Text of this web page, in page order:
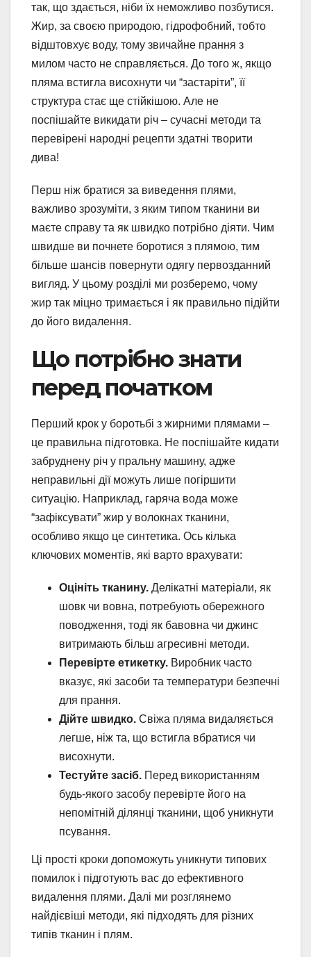
так, що здається, ніби їх неможливо позбутися.
Жир, за своєю природою, гідрофобний, тобто
відштовхує воду, тому звичайне прання з
милом часто не справляється. До того ж, якщо
пляма встигла висохнути чи “застаріти”, її
структура стає ще стійкішою. Але не
поспішайте викидати річ – сучасні методи та
перевірені народні рецепти здатні творити
дива!
Перш ніж братися за виведення плями,
важливо зрозуміти, з яким типом тканини ви
маєте справу та як швидко потрібно діяти. Чим
швидше ви почнете боротися з плямою, тим
більше шансів повернути одягу первозданний
вигляд. У цьому розділі ми розберемо, чому
жир так міцно тримається і як правильно підійти
до його видалення.
Що потрібно знати
перед початком
Перший крок у боротьбі з жирними плямами –
це правильна підготовка. Не поспішайте кидати
забруднену річ у пральну машину, адже
неправильні дії можуть лише погіршити
ситуацію. Наприклад, гаряча вода може
“зафіксувати” жир у волокнах тканини,
особливо якщо це синтетика. Ось кілька
ключових моментів, які варто врахувати:
Оцініть тканину. Делікатні матеріали, як
шовк чи вовна, потребують обережного
поводження, тоді як бавовна чи джинс
витримають більш агресивні методи.
Перевірте етикетку. Виробник часто
вказує, які засоби та температури безпечні
для прання.
Дійте швидко. Свіжа пляма видаляється
легше, ніж та, що встигла вбратися чи
висохнути.
Тестуйте засіб. Перед використанням
будь-якого засобу перевірте його на
непомітній ділянці тканини, щоб уникнути
псування.
Ці прості кроки допоможуть уникнути типових
помилок і підготують вас до ефективного
видалення плями. Далі ми розглянемо
найдієвіші методи, які підходять для різних
типів тканин і плям.